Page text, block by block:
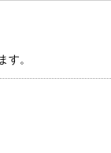
す。